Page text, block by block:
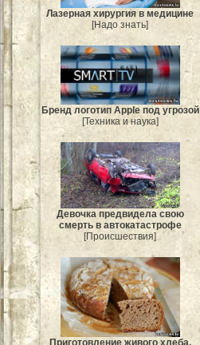
Лазерная хирургия в медицине
[Надо знать]
Бренд логотип Apple под угрозой
[Техника и наука]
Девочка предвидела свою
смерть в автокатастрофе
[Происшествия]
Приготовление живого хлеба.